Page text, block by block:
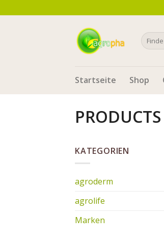
to
Search
for:
Startseite Shop
KATEGORIEN
agroderm
agrolife
Marken